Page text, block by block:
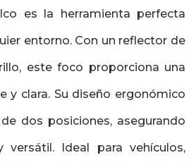
es la herramienta perfecta
entorno. Con un reflector de
este foco proporciona una
y clara. Su diseño ergonómico
dos posiciones, asegurando
Ideal para vehículos,